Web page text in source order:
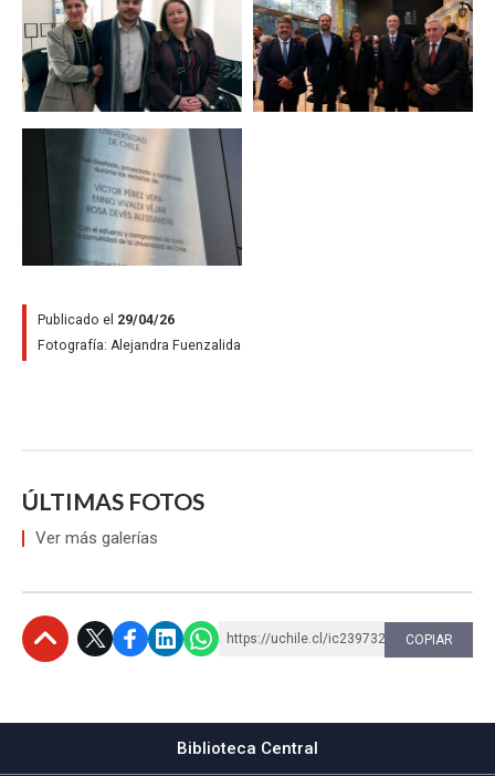
Zoom
Publicado el 29/04/26
Fotografía: Alejandra Fuenzalida
ÚLTIMAS FOTOS
Ver más galerías
https://uchile.cl/ic239732 COPIAR
Biblioteca Central